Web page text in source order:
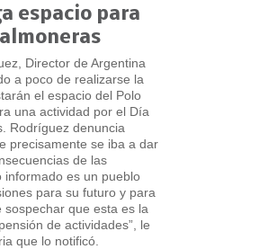
espacio para
Director de Argentina
a poco de realizarse la
el espacio del Polo
una actividad por el Día
Rodríguez denuncia
precisamente se iba a dar
de las
informado es un pueblo
para su futuro y para
que esta es la
de actividades”, le
que lo notificó.